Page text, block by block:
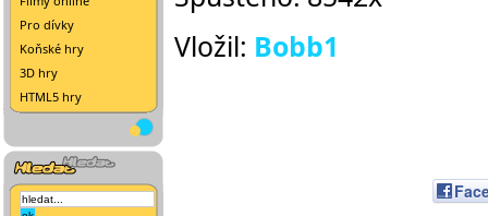
Pro dívky
Koňské hry
3D hry
HTML5 hry
Vložil: Bobb1